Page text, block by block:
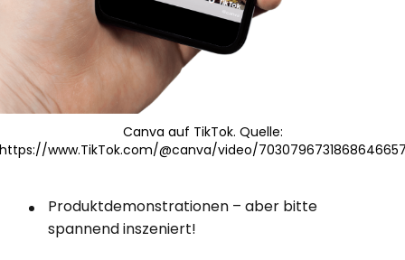
Canva auf TikTok. Quelle:
www.TikTok.com/@canva/video/
Produktdemonstrationen – aber bitte
spannend inszeniert!